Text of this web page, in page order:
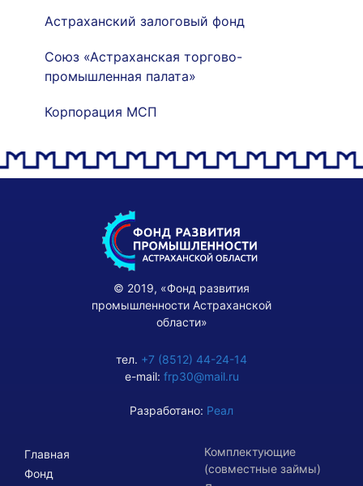
Астраханский залоговый фонд
Союз «Астраханская торгово-
промышленная палата»
Корпорация МСП
© 2019, «Фонд развития
промышленности Астраханской
области»
тел. +7 (8512) 44-24-14
e-mail: frp30@mail.ru
Разработано: Реал
Главная
Фонд
Комплектующие
(совместные займы)